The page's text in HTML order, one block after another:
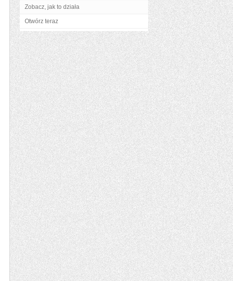
Zobacz, jak to działa
Otwórz teraz